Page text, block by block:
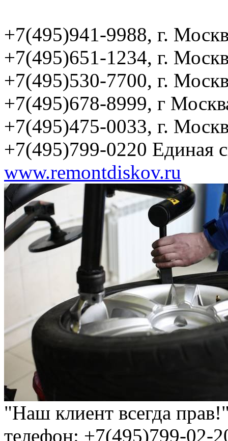
+7(495)941-9988, г.
+7(495)651-1234, г.
+7(495)530-7700, г.
+7(495)678-8999, г
+7(495)475-0033, г.
+7(495)799-0220 Единая
www.remontdiskov.ru
"Наш клиент всегда
телефон: +7(495)799-02-